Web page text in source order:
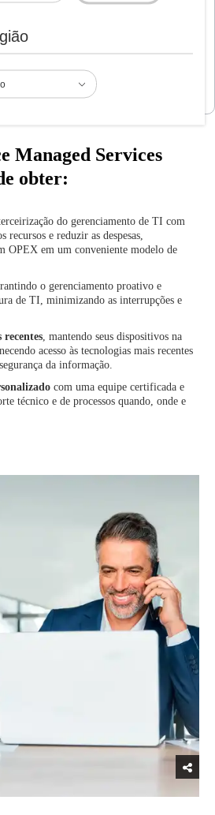
Managed Services
obter:
do gerenciamento de TI com
recursos e reduzir as despesas,
OPEX em um conveniente modelo de
o gerenciamento proativo e
de TI, minimizando as interrupções e
recentes, mantendo seus dispositivos na
acesso às tecnologias mais recentes
da informação.
com uma equipe certificada e
técnico e de processos quando, onde e